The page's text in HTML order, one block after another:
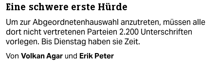
Eine schwere erste Hürde
Um zur Abgeordnetenhauswahl anzutreten, müssen alle
dort nicht vertretenen Parteien 2.200 Unterschriften
vorlegen. Bis Dienstag haben sie Zeit.
Von Volkan Agar und Erik Peter